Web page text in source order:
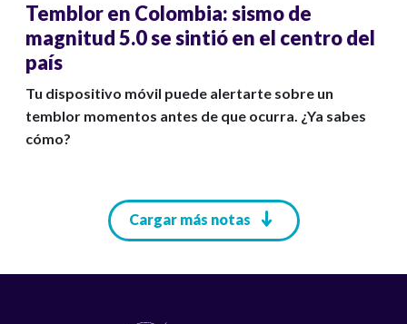
Temblor en Colombia: sismo de
magnitud 5.0 se sintió en el centro del
país
Tu dispositivo móvil puede alertarte sobre un
temblor momentos antes de que ocurra. ¿Ya sabes
cómo?
Cargar más notas